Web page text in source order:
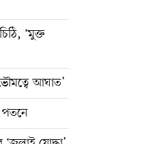
‘মুক্ত
আঘাত’